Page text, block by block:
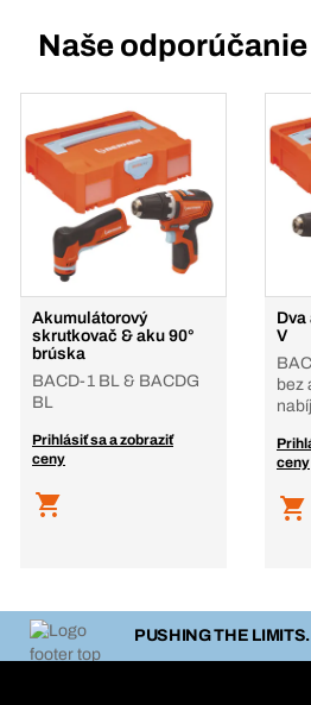
Naše odporúčanie
Akumulátorový
skrutkovač & aku 90°
brúska
BACD-1 BL & BACDG
BL
Prihlásiť sa a zobraziť
ceny
V
bez
ceny
PUSHING THE LIMITS.